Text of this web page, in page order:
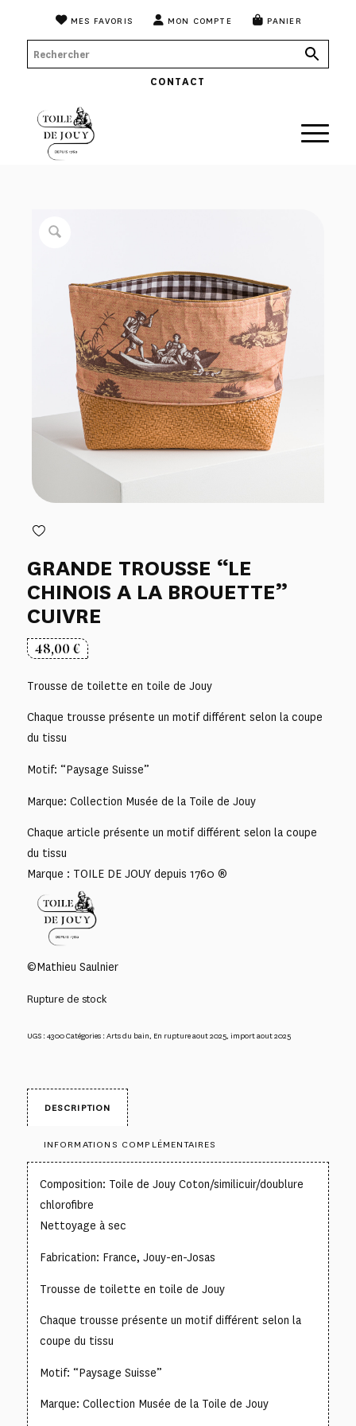
MES FAVORIS MON COMPTE PANIER
CONTACT
GRANDE TROUSSE “LE
CHINOIS A LA BROUETTE”
CUIVRE
48,00€
Trousse de toilette en toile de Jouy
Chaque trousse présente un motif différent selon la coupe
du tissu
Motif: “Paysage Suisse”
Marque: Collection Musée de la Toile de Jouy
Chaque article présente un motif différent selon la coupe
du tissu
Marque : TOILE DE JOUY depuis 1760 ®
©Mathieu Saulnier
Rupture de stock
UGS :4300Catégories :Arts du bain, En rupture aout 2025, import aout 2025
DESCRIPTION
INFORMATIONS COMPLÉMENTAIRES
Composition: Toile de Jouy Coton/similicuir/doublure
chlorofibre
Nettoyage à sec
Fabrication: France, Jouy-en-Josas
Trousse de toilette en toile de Jouy
Chaque trousse présente un motif différent selon la
coupe du tissu
Motif: “Paysage Suisse”
Marque: Collection Musée de la Toile de Jouy